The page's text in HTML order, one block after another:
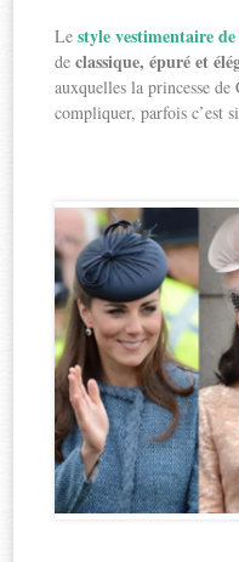
Lestyle vestimentaire
declassique, épuré et
auxquelles la princesse
compliquer, parfois c’est